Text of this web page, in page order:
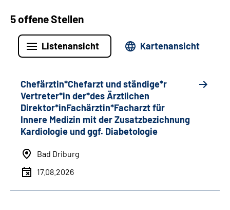
5 offene Stellen
Listenansicht Kartenansicht
Chefärztin*Chefarzt und ständige*r
Vertreter*in der*des Ärztlichen
Direktor*inFachärztin*Facharzt für
Innere Medizin mit der Zusatzbezichnung
Kardiologie und ggf. Diabetologie
Bad Driburg
17.08.2026